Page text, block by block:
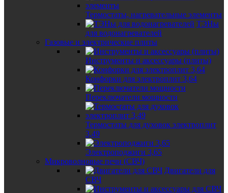
Термостаты, нагревательные элементы
ТЭНы
для водонагревателей
Газовые и электрические плиты
Инструменты и аксессуары (плиты)
Конфорки для электроплит 3,64
Переключатели мощности
Термостаты для духовок электроплит
3,49
Электроподжиги 3,65
Микроволновые печи (СВЧ)
Двигатели для
СВЧ